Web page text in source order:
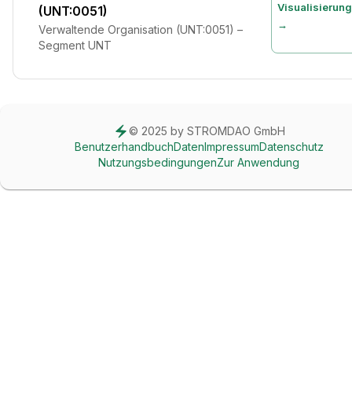
(UNT:0051)
Verwaltende Organisation (UNT:0051) –
Segment UNT
Visualisierung
→
© 2025 by STROMDAO GmbH
BenutzerhandbuchDatenImpressumDatenschutz
NutzungsbedingungenZur Anwendung